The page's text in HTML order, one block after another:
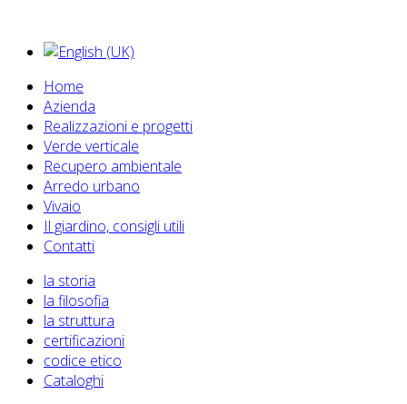
Home
Azienda
Realizzazioni e progetti
Verde verticale
Recupero ambientale
Arredo urbano
Vivaio
Il giardino, consigli utili
Contatti
la storia
la filosofia
la struttura
certificazioni
codice etico
Cataloghi